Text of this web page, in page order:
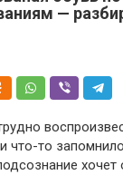
—
что-то
хочет